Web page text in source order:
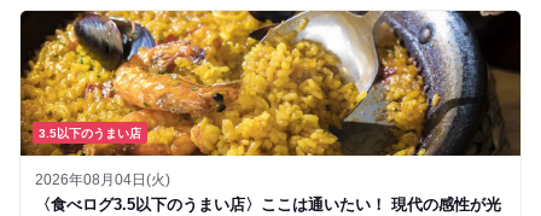
3.5以下のうまい店
2026年08月04日(火)
〈食べログ3.5以下のうまい店〉ここは通いたい！ 現代の感性が光